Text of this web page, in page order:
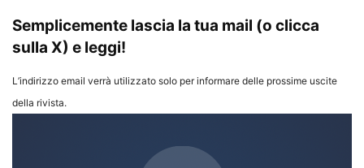
Semplicemente lascia la tua mail (o clicca
sulla X) e leggi!
L’indirizzo email verrà utilizzato solo per informare delle prossime uscite
della rivista.